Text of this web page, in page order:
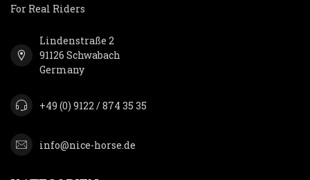
For Real Riders
Lindenstraße 2
91126 Schwabach
Germany
+49 (0) 9122 / 874 35 35
info@nice-horse.de